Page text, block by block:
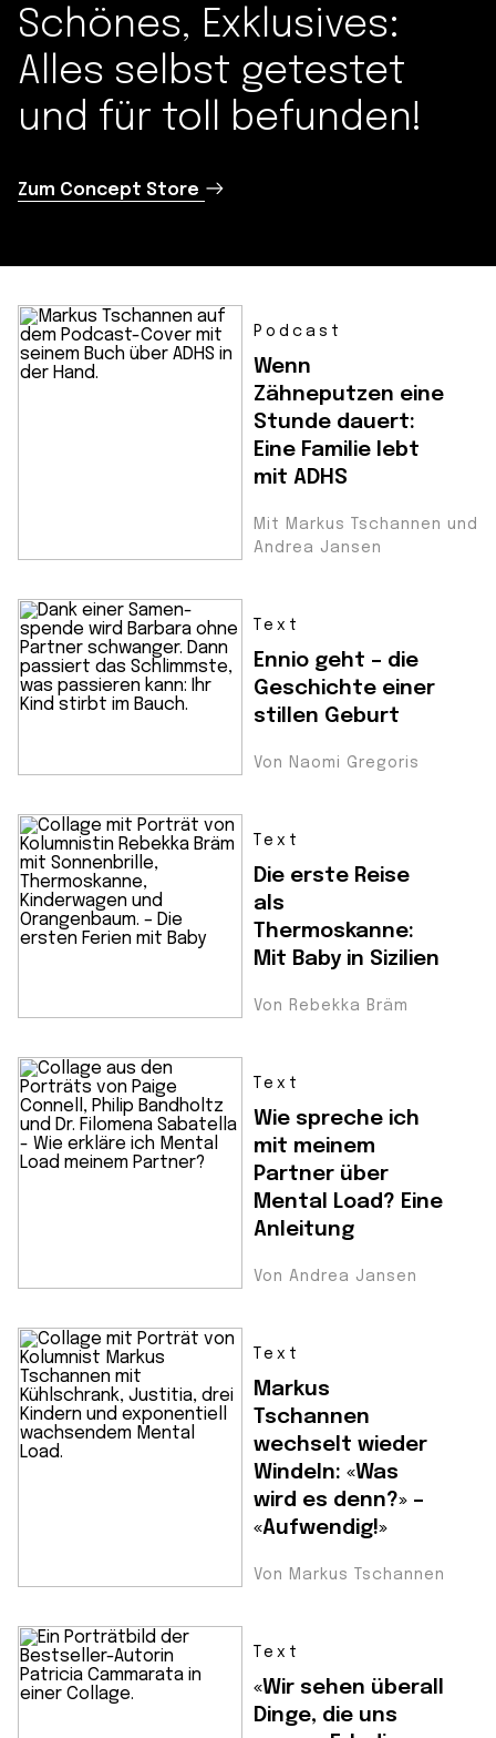
Schönes, Exklusives:
Alles selbst getestet
und für toll befunden!
Zum Concept Store
Podcast
Wenn
Zähneputzen eine
Stunde dauert:
Eine Familie lebt
mit ADHS
Mit Markus Tschannen und
Andrea Jansen
Text
Ennio geht – die
Geschichte einer
stillen Geburt
Von Naomi Gregoris
Text
Die erste Reise
als
Thermoskanne:
Mit Baby in Sizilien
Von Rebekka Bräm
Text
Wie spreche ich
mit meinem
Partner über
Mental Load? Eine
Anleitung
Von Andrea Jansen
Text
Markus
Tschannen
wechselt wieder
Windeln: «Was
wird es denn?» –
«Aufwendig!»
Von Markus Tschannen
Text
«Wir sehen überall
Dinge, die uns